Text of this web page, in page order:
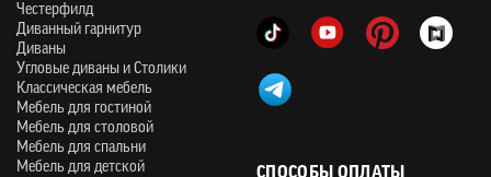
Честерфилд
Диванный гарнитур
Диваны
Угловые диваны и Столики
Классическая мебель
Мебель для гостиной
Мебель для столовой
Мебель для спальни
Мебель для детской
СПОСОБЫ ОПЛАТЫ